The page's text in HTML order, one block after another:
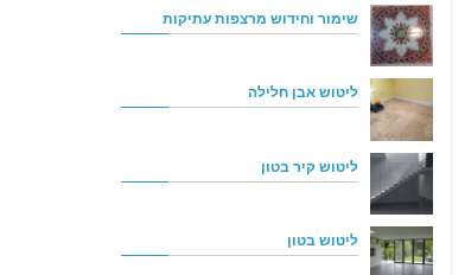
שימור וחידוש מרצפות עתיקות
ליטוש אבן חלילה
ליטוש קיר בטון
ליטוש בטון